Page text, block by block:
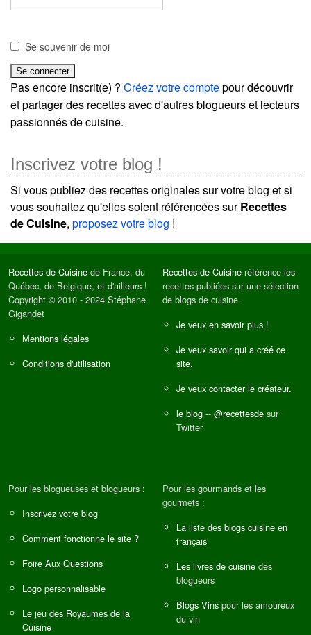
Se souvenir de moi
Pas encore inscrit(e) ? Créez votre comptepour découvrir
et partager des recettes avec d'autres blogueurs et lecteurs
passionnés de cuisine.
Inscrivez votre blog !
Si vous publiez des recettes originales sur votre blog et si
vous souhaitez qu'elles soient référencées surRecettes
de Cuisine, proposez votre blog !
Recettes de Cuisine de France, du
Québec, de Belgique, et d'ailleurs !
Copyright © 2010 - 2024 Stéphane
Gigandet
Mentions légales
Conditions d'utilisation
Recettes de Cuisine référence les
recettes publiées sur une sélection
de blogs de cuisine.
Je veux en savoir plus !
Je veux savoir qui a créé ce
site.
Je veux contacter le créateur.
le blog -- @recettesde sur
Twitter
Pour les blogueuses et blogueurs :
Inscrivez votre blog
Comment fonctionne le site ?
Foire Aux Questions
Logo personnalisable
Le jeu des Royaumes de la
Cuisine
Pour les gourmands et les
gourmets :
La liste des blogs cuisine en
français
Les livres de cuisine des
blogueurs
Blogs Vins pour les amoureux
du vin